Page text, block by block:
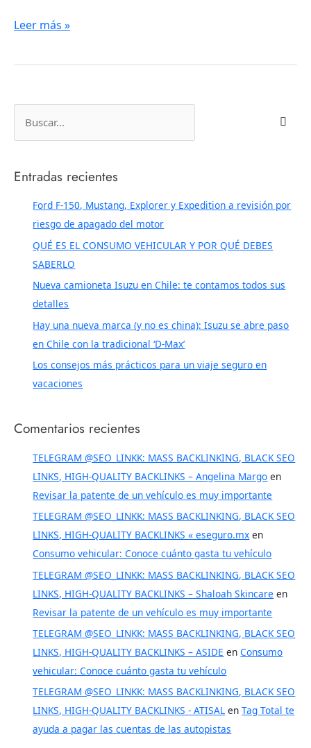
c
Entradas recientes
Ford F-150, Mustang, Explorer y Expedition a revisión por
riesgo de apagado del motor
QUÉ ES EL CONSUMO VEHICULAR Y POR QUÉ DEBES
SABERLO
Nueva camioneta Isuzu en Chile: te contamos todos sus
detalles
Hay una nueva marca (y no es china): Isuzu se abre paso
en Chile con la tradicional ‘D-Max’
Los consejos más prácticos para un viaje seguro en
vacaciones
Comentarios recientes
TELEGRAM @SEO_LINKK: MASS BACKLINKING, BLACK SEO
LINKS, HIGH-QUALITY BACKLINKS – Angelina Margo en
Revisar la patente de un vehículo es muy importante
TELEGRAM @SEO_LINKK: MASS BACKLINKING, BLACK SEO
LINKS, HIGH-QUALITY BACKLINKS « eseguro.mx en
Consumo vehicular: Conoce cuánto gasta tu vehículo
TELEGRAM @SEO_LINKK: MASS BACKLINKING, BLACK SEO
LINKS, HIGH-QUALITY BACKLINKS – Shaloah Skincare en
Revisar la patente de un vehículo es muy importante
TELEGRAM @SEO_LINKK: MASS BACKLINKING, BLACK SEO
LINKS, HIGH-QUALITY BACKLINKS – ASIDE enConsumo
vehicular: Conoce cuánto gasta tu vehículo
TELEGRAM @SEO_LINKK: MASS BACKLINKING, BLACK SEO
LINKS, HIGH-QUALITY BACKLINKS - ATISAL enTag Total te
ayuda a pagar las cuentas de las autopistas
Leer más »